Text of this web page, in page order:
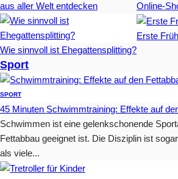
aus aller Welt entdecken
Online-
Wie sinnvoll ist Ehegattensplitting?
Erste
Sport
SPORT
45 Minuten Schwimmtraining: Effekte auf
Schwimmen ist eine gelenkschonende
Fettabbau geeignet ist. Die Disziplin ist
als viele...